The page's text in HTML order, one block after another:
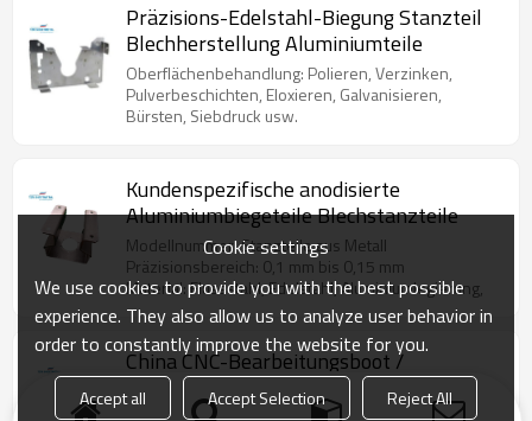
Präzisions-Edelstahl-Biegung Stanzteil
Blechherstellung Aluminiumteile
Oberflächenbehandlung: Polieren, Verzinken,
Pulverbeschichten, Eloxieren, Galvanisieren,
Bürsten, Siebdruck usw.
Kundenspezifische anodisierte
Aluminiumbiegeteile Blechstanzteile
Modellnummer: Stanzteile aus Metall
Präzisionsbereich: 0,1 mm bis 0,15 mm
Material: Flussstahl, Edelstahl, Aluminiumlegierung,
China CNC-Bearbeitungsboot /
Automobil- / Flugzeugfahrzeug
Aluminium / Legierung / Messing-
Cookie settings
We use cookies to provide you with the best possible
experience. They also allow us to analyze user behavior in
order to constantly improve the website for you.
Accept all Accept Selection Reject All